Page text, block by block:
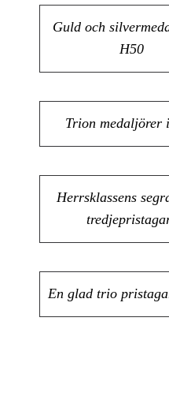
Guld och
H50
Trion medaljörer
Herrsklassens
En glad trio